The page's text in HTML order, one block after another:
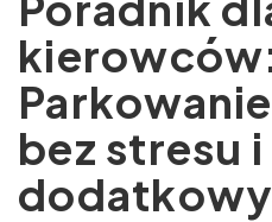
bez stresu i